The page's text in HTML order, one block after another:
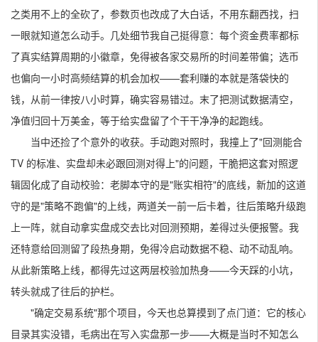
之类用不上的全砍了，参数页也改成了大白话，不用东翻西找，扫
一眼就知道怎么动手。几处细节我自己挺得意：每个资金费率都标
了真实结算周期的小徽章，免得被各家交易所的时间差带偏；选币
也偏向一小时高频结算的机会加权——套利赚的本就是落袋快的
钱，从前一律按八小时算，确实容易错过。末了把测试数据清空，
净值归回十万美金，等于给实盘留了个干干净净的起跑线。
当中还捡了个意外的收获。手动跑对照时，我撞上了"回测能合
TV 的标准、实盘却未必跟回测对得上"的问题，干脆把这套对照逻
辑固化成了自动校验：老脚本守的是"账实相符"的底线，新加的这道
守的是"策略不跑偏"的上线，两道关一前一后卡着，往后策略升级跑
上一阵，就自动拿实盘成交去比对回测预期，差得过头便报警。我
还特意给回测留了段热身期，免得冷启动数据不稳、动不动乱响。
从此新策略上线，都得先过这两层校验加热身——今天踩的小坑，
转头就成了往后的护栏。
"确定交易系统"那个项目，今天也总算摸到了点门道：它的核心
目录其实没错，毛病出在写入实盘那一步——大概是当时不知怎么